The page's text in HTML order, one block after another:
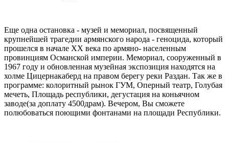
Еще одна остановка - музей и мемориал, посвященный
крупнейшей трагедии армянского народа - геноцида, который
прошелся в начале ХХ века по армяно- населенным
провинциям Османской империи. Мемориал, сооруженный в
1967 году и обновленная музейная экспозиция находятся на
холме Цицернакаберд на правом берегу реки Раздан. Так же в
программе: колоритный рынок ГУМ, Оперный театр, Голубая
мечеть, Площадь республики, дегустация на коньячном
заводе(за доплату 4500драм). Вечером, Вы сможете
полюбоваться поющими фонтанами на площади Республики.